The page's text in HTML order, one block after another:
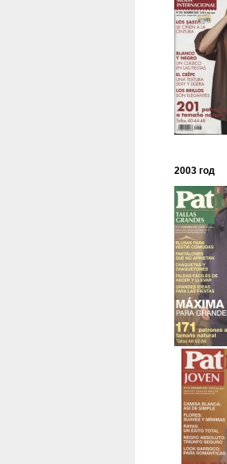
2003 год